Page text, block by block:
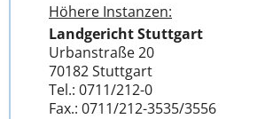
Höhere Instanzen:
Landgericht Stuttgart
Urbanstraße 20
70182 Stuttgart
Tel.: 0711/212-0
Fax.: 0711/212-3535/3556